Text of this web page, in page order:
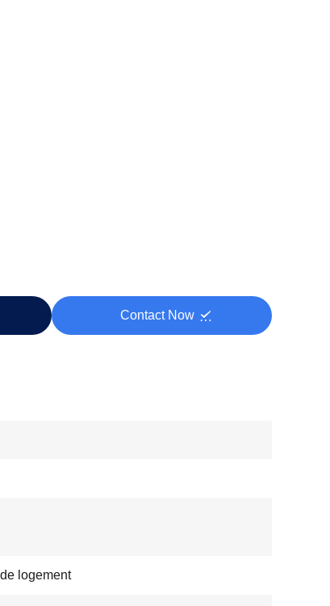
Contact Now
logement